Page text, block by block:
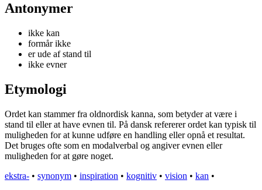
Antonymer
ikke kan
formår ikke
er ude af stand til
ikke evner
Etymologi
Ordet kan stammer fra oldnordisk kanna, som betyder at være i
stand til eller at have evnen til. På dansk refererer ordet kan typisk til
muligheden for at kunne udføre en handling eller opnå et resultat.
Det bruges ofte som en modalverbal og angiver evnen eller
muligheden for at gøre noget.
ekstra- • synonym • inspiration • kognitiv • vision • kan •